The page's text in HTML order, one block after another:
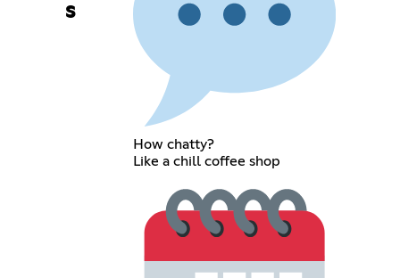
s
How chatty?
Like a chill coffee shop